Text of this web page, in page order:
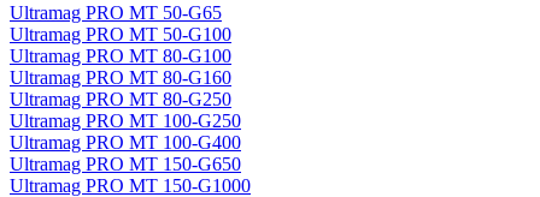
Ultramag PRO MT 50-G65
Ultramag PRO MT 50-G100
Ultramag PRO MT 80-G100
Ultramag PRO MT 80-G160
Ultramag PRO MT 80-G250
Ultramag PRO MT 100-G250
Ultramag PRO MT 100-G400
Ultramag PRO MT 150-G650
Ultramag PRO MT 150-G1000